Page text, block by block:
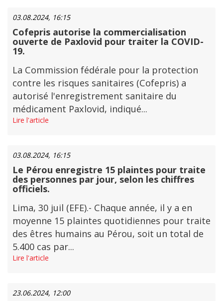
03.08.2024, 16:15
Cofepris autorise la commercialisation
ouverte de Paxlovid pour traiter la COVID-
19.
La Commission fédérale pour la protection
contre les risques sanitaires (Cofepris) a
autorisé l'enregistrement sanitaire du
médicament Paxlovid, indiqué...
Lire l'article
03.08.2024, 16:15
Le Pérou enregistre 15 plaintes pour traite
des personnes par jour, selon les chiffres
officiels.
Lima, 30 juil (EFE).- Chaque année, il y a en
moyenne 15 plaintes quotidiennes pour traite
des êtres humains au Pérou, soit un total de
5.400 cas par...
Lire l'article
23.06.2024, 12:00